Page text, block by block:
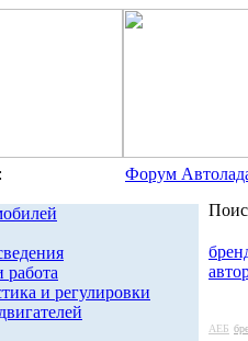
Форум
работа
и регулировки
АЕБ